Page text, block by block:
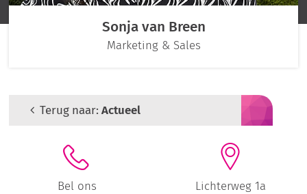
Sonja van Breen
Marketing & Sales
Terug naar:Actueel
Bel ons
Lichterweg 1a